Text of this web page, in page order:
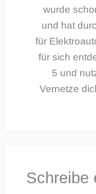
wurde
und hat
für
für sich
5 und
Vernetze
Schreibe